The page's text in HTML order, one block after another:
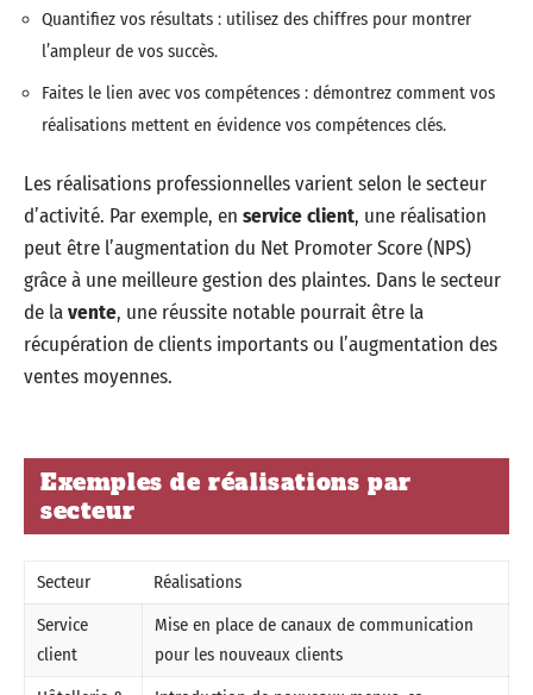
Quantifiez vos résultats : utilisez des chiffres pour montrer
l’ampleur de vos succès.
Faites le lien avec vos compétences : démontrez comment vos
réalisations mettent en évidence vos compétences clés.
Les réalisations professionnelles varient selon le secteur
d’activité. Par exemple, en service client, une réalisation
peut être l’augmentation du Net Promoter Score (NPS)
grâce à une meilleure gestion des plaintes. Dans le secteur
de lavente, une réussite notable pourrait être la
récupération de clients importants ou l’augmentation des
ventes moyennes.
Exemples de réalisations par
secteur
Secteur
Réalisations
Service
client
Mise en place de canaux de communication
pour les nouveaux clients